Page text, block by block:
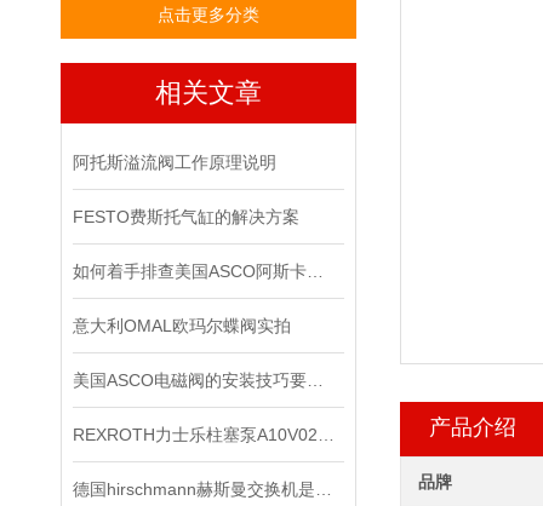
点击更多分类
相关文章
阿托斯溢流阀工作原理说明
FESTO费斯托气缸的解决方案
意大利OMAL欧玛尔蝶阀实拍
产品介绍
品牌